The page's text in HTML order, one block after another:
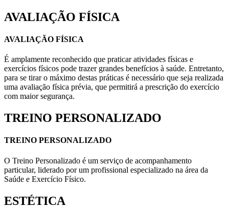
AVALIAÇÃO FÍSICA
AVALIAÇÃO FÍSICA
É amplamente reconhecido que praticar atividades físicas e
exercícios físicos pode trazer grandes benefícios à saúde. Entretanto,
para se tirar o máximo destas práticas é necessário que seja realizada
uma avaliação física prévia, que permitirá a prescrição do exercício
com maior segurança.
TREINO PERSONALIZADO
TREINO PERSONALIZADO
O Treino Personalizado é um serviço de acompanhamento
particular, liderado por um profissional especializado na área da
Saúde e Exercício Físico.
ESTÉTICA